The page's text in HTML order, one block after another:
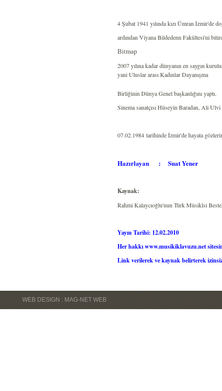
4 Şubat 1941 yılında kızı Ümran İzmir'de
ardından Viyana Bildedenn Fakültesi'ni
Bitmap
2007 yılına kadar dünyanın en saygın
yani Uluslar arası Kadınlar Dayanışma
Birliğinin Dünya Genel başkanlığını yaptı.
Sinema sanatçısı Hüseyin Baradan, Ali
07.02.1984 tarihinde İzmir'de hayata
Hazırlayan : Suat Yener
Kaynak:
Rahmi Kalaycıoğlu'nun Türk Mûsikîsi
Yayın Tarihi: 12.02.2010
Her hakkı www.musikiklavuzu.net
Link verilerek ve kaynak belirterek
WEB DESIGN : MAG-NET WEB